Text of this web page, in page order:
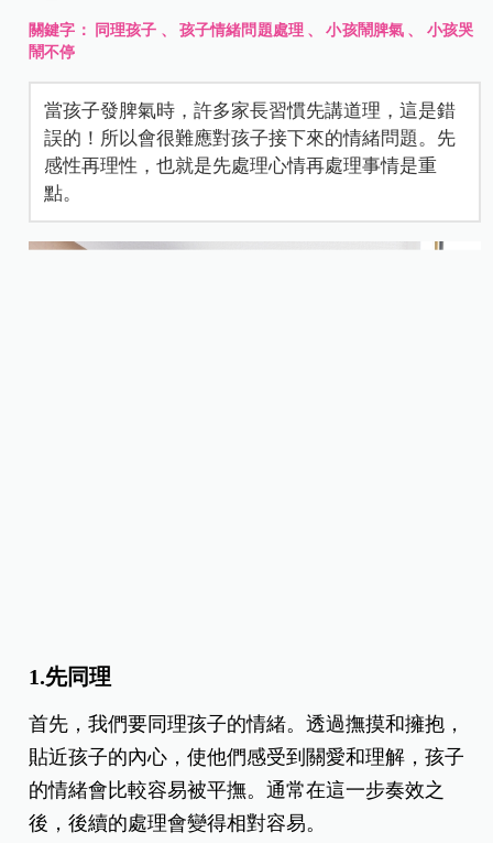
關鍵字： 同理孩子 、 孩子情緒問題處理 、小孩鬧脾氣 、 小孩哭
鬧不停
當孩子發脾氣時，許多家長習慣先講道理，這是錯
誤的！所以會很難應對孩子接下來的情緒問題。先
感性再理性，也就是先處理心情再處理事情是重
點。
1.先同理
首先，我們要同理孩子的情緒。透過撫摸和擁抱，
貼近孩子的內心，使他們感受到關愛和理解，孩子
的情緒會比較容易被平撫。通常在這一步奏效之
後，後續的處理會變得相對容易。